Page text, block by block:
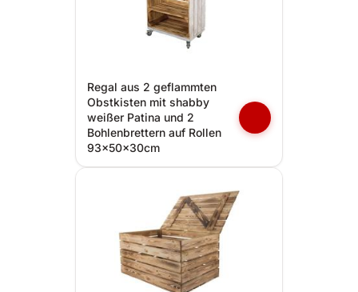
Regal aus 2 geflammten
Obstkisten mit shabby
weißer Patina und 2
Bohlenbrettern auf Rollen
93x50x30cm